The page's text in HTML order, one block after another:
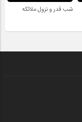
شب قدر و نزول ملائکه